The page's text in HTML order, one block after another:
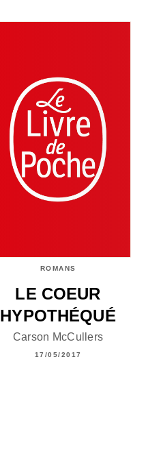
ROMANS
LE COEUR
HYPOTHÉQUÉ
Carson McCullers
17/05/2017